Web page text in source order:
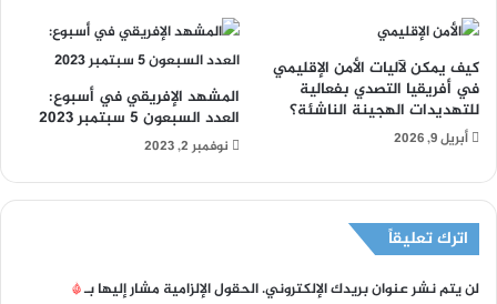
كيف يمكن لآليات الأمن الإقليمي
في أفريقيا التصدي بفعالية
للتهديدات الهجينة الناشئة؟
أبريل 9, 2026
المشهد الإفريقي في أسبوع:
العدد السبعون 5 سبتمبر 2023
نوفمبر 2, 2023
اترك تعليقاً
لن يتم نشر عنوان بريدك الإلكتروني.الحقول الإلزامية مشار إليها بـ*